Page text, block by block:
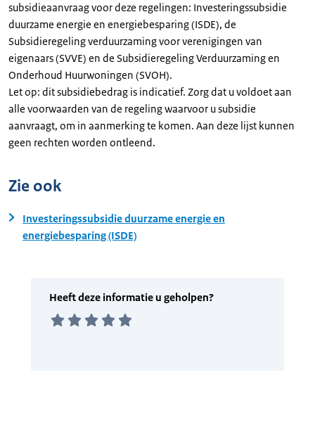
subsidieaanvraag voor deze regelingen: Investeringssubsidie
duurzame energie en energiebesparing (ISDE), de
Subsidieregeling verduurzaming voor verenigingen van
eigenaars (SVVE) en de Subsidieregeling Verduurzaming en
Onderhoud Huurwoningen (SVOH).
Let op: dit subsidiebedrag is indicatief. Zorg dat u voldoet aan
alle voorwaarden van de regeling waarvoor u subsidie
aanvraagt, om in aanmerking te komen. Aan deze lijst kunnen
geen rechten worden ontleend.
Zie ook
Investeringssubsidie duurzame energie en
energiebesparing (ISDE)